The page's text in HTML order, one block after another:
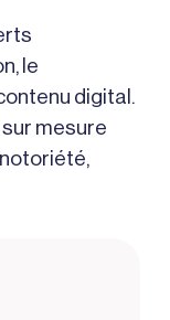
le
digital.
mesure